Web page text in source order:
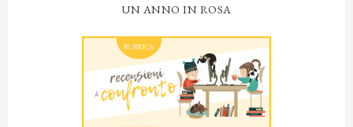
UN ANNO IN ROSA